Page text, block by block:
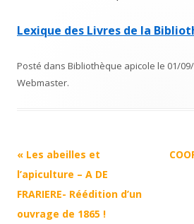
Lexique des Livres de la
Posté dans Bibliothèque apicole le 01/
Webmaster.
Navigation
Article
« Les abeilles et
l’apiculture – A DE
FRARIERE- Réédition d’un
ouvrage de 1865 !